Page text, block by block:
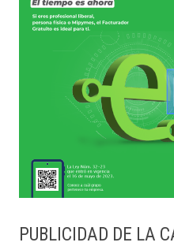
PUBLICIDAD DE LA